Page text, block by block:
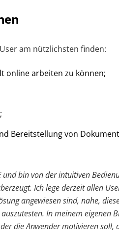
am nützlichsten finden:
online arbeiten zu können;
Bereitstellung von
und bin von der intuitiven
Ich lege derzeit allen
angewiesen sind, nahe,
In meinem eigenen
die Anwender motivierensoll,